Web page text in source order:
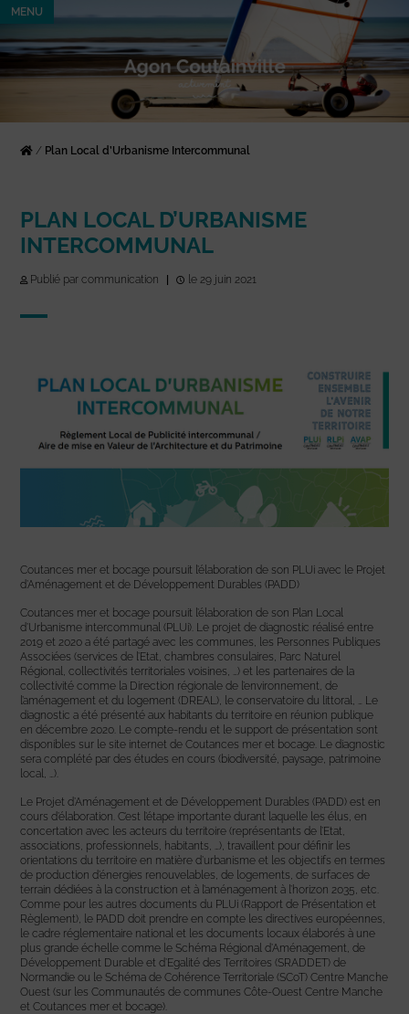
MENU
/ Plan Local d’Urbanisme Intercommunal
PLAN LOCAL D’URBANISME
INTERCOMMUNAL
Publié par communication le 29 juin 2021
Coutances mer et bocage poursuit l’élaboration de son PLUi avec le Projet
d’Aménagement et de Développement Durables (PADD)
Coutances mer et bocage poursuit l’élaboration de son Plan Local
d’Urbanisme intercommunal (PLUi). Le projet de diagnostic réalisé entre
2019 et 2020 a été partagé avec les communes, les Personnes Publiques
Associées (services de l’Etat, chambres consulaires, Parc Naturel
Régional, collectivités territoriales voisines, …) et les partenaires de la
collectivité comme la Direction régionale de l’environnement, de
l’aménagement et du logement (DREAL), le conservatoire du littoral, … Le
diagnostic a été présenté aux habitants du territoire en réunion publique
en décembre 2020. Le compte-rendu et le support de présentation sont
disponibles sur le site internet de Coutances mer et bocage. Le diagnostic
sera complété par des études en cours (biodiversité, paysage, patrimoine
local, …).
Le Projet d’Aménagement et de Développement Durables (PADD) est en
cours d’élaboration. C’est l’étape importante durant laquelle les élus, en
concertation avec les acteurs du territoire (représentants de l’Etat,
associations, professionnels, habitants, …), travaillent pour définir les
orientations du territoire en matière d’urbanisme et les objectifs en termes
de production d’énergies renouvelables, de logements, de surfaces de
terrain dédiées à la construction et à l’aménagement à l’horizon 2035, etc.
Comme pour les autres documents du PLUi (Rapport de Présentation et
Règlement), le PADD doit prendre en compte les directives européennes,
le cadre réglementaire national et les documents locaux élaborés à une
plus grande échelle comme le Schéma Régional d’Aménagement, de
Développement Durable et d’Egalité des Territoires (SRADDET) de
Normandie ou le Schéma de Cohérence Territoriale (SCoT) Centre Manche
Ouest (sur les Communautés de communes Côte-Ouest Centre Manche
et Coutances mer et bocage).